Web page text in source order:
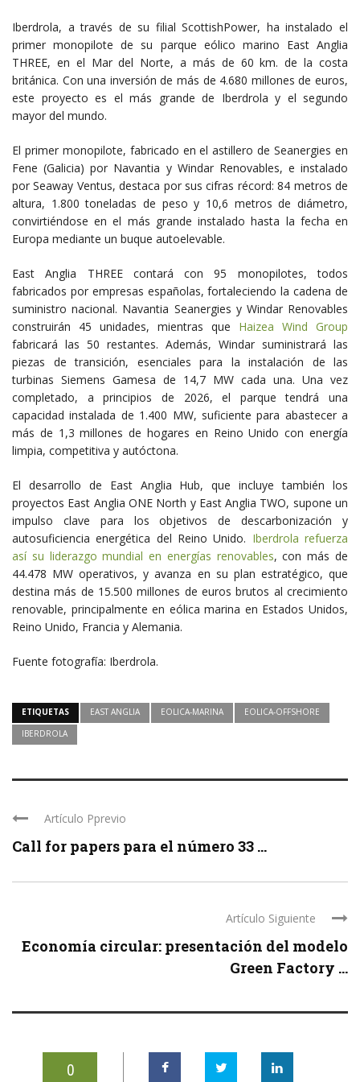
Iberdrola, a través de su filial ScottishPower, ha instalado el
primer monopilote de su parque eólico marino East Anglia
THREE, en el Mar del Norte, a más de 60 km. de la costa
británica. Con una inversión de más de 4.680 millones de euros,
este proyecto es el más grande de Iberdrola y el segundo
mayor del mundo.
El primer monopilote, fabricado en el astillero de Seanergies en
Fene (Galicia) por Navantia y Windar Renovables, e instalado
por Seaway Ventus, destaca por sus cifras récord: 84 metros de
altura, 1.800 toneladas de peso y 10,6 metros de diámetro,
convirtiéndose en el más grande instalado hasta la fecha en
Europa mediante un buque autoelevable.
East Anglia THREE contará con 95 monopilotes, todos
fabricados por empresas españolas, fortaleciendo la cadena de
suministro nacional. Navantia Seanergies y Windar Renovables
construirán 45 unidades, mientras que Haizea Wind Group
fabricará las 50 restantes. Además, Windar suministrará las
piezas de transición, esenciales para la instalación de las
turbinas Siemens Gamesa de 14,7 MW cada una. Una vez
completado, a principios de 2026, el parque tendrá una
capacidad instalada de 1.400 MW, suficiente para abastecer a
más de 1,3 millones de hogares en Reino Unido con energía
limpia, competitiva y autóctona.
El desarrollo de East Anglia Hub, que incluye también los
proyectos East Anglia ONE North y East Anglia TWO, supone un
impulso clave para los objetivos de descarbonización y
autosuficiencia energética del Reino Unido. Iberdrola refuerza
así su liderazgo mundial en energías renovables, con más de
44.478 MW operativos, y avanza en su plan estratégico, que
destina más de 15.500 millones de euros brutos al crecimiento
renovable, principalmente en eólica marina en Estados Unidos,
Reino Unido, Francia y Alemania.
Fuente fotografía: Iberdrola.
ETIQUETAS EAST ANGLIA EOLICA-MARINA
EOLICA-OFFSHORE
IBERDROLA
Artículo Pprevio
Call for papers para el número 33 ...
Artículo Siguiente
Economía circular: presentación del modelo
Green Factory ...
0